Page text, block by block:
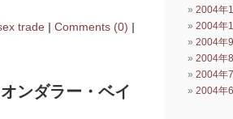
trade | Comments (0) |
ンダラー・ベイ
2004年
2004年
2004年
2004年
2004年
2004年